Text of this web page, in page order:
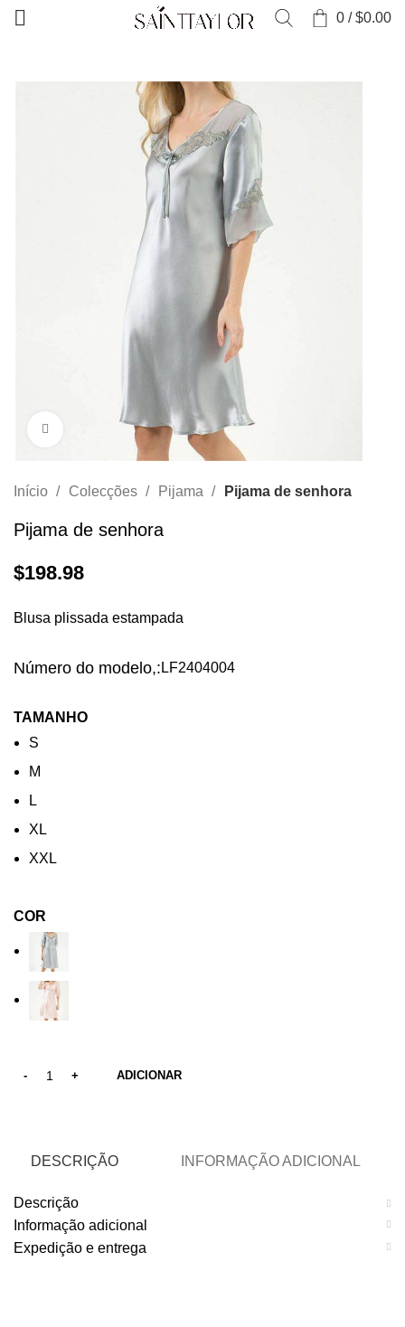
0 / $0.00
Clique para aumentar
Início Colecções Pijama Pijama de senhora
Pijama de senhora
$198.98
Blusa plissada estampada
Número do modelo,: LF2404004
TAMANHO
S
M
L
XL
XXL
COR
ADICIONAR
DESCRIÇÃO INFORMAÇÃO ADICIONAL
Descrição
Informação adicional
Expedição e entrega